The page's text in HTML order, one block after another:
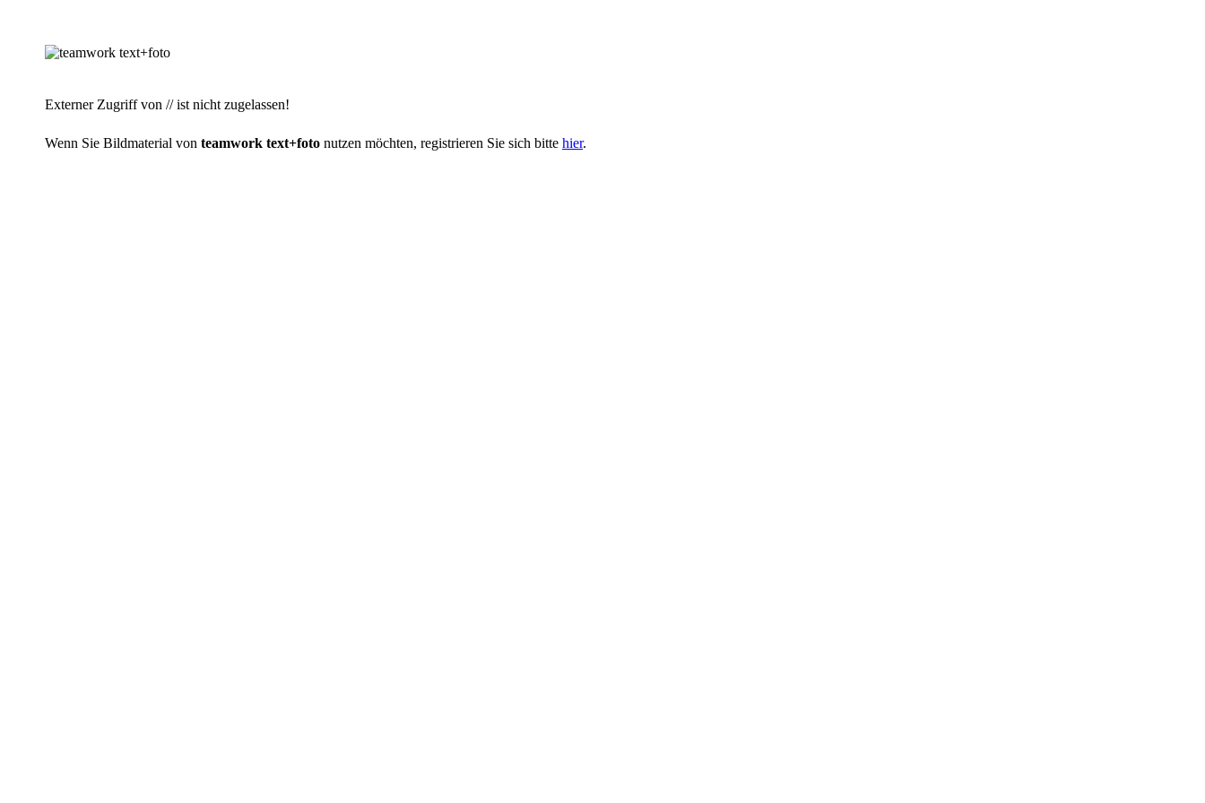
Externer Zugriff von // ist nicht zugelassen!
Wenn Sie Bildmaterial von teamwork text+foto nutzen möchten, registrieren Sie sich bitte hier.